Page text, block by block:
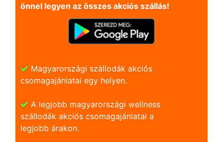
önnel legyen az összes akciós szállás!
Magyarországi szállodák akciós
csomagajánlatai egy helyen.
A legjobb magyarországi wellness
szállodák akciós csomagajánlatai a
legjobb árakon.